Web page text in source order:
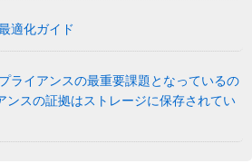
適化ガイド
ライアンスの最重要課題となっているの
ンスの証拠はストレージに保存されてい